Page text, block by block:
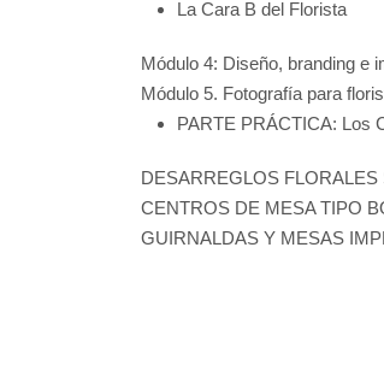
La Cara B del Florista
Módulo 4: Diseño, branding e
Módulo 5. Fotografía para
PARTE PRÁCTICA: Los
DESARREGLOS
CENTROS DE MESA TIPO
GUIRNALDAS Y MESAS